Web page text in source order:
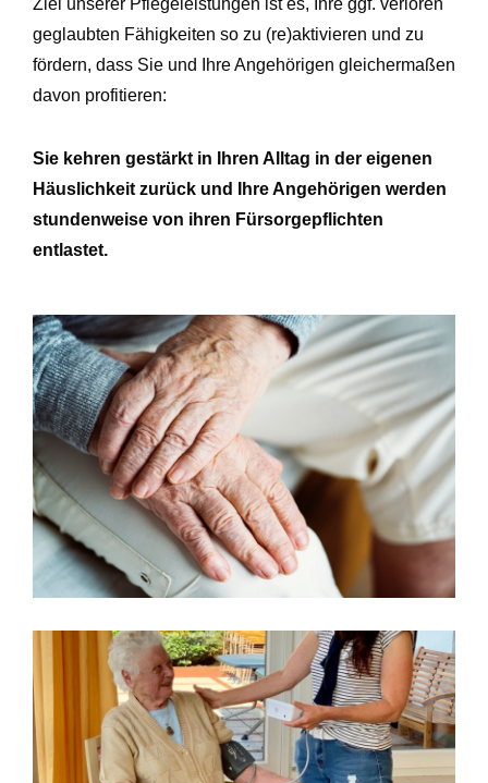
Ziel unserer Pflegeleistungen ist es, Ihre ggf. verloren
geglaubten Fähigkeiten so zu (re)aktivieren und zu
fördern, dass Sie und Ihre Angehörigen gleichermaßen
davon profitieren:
Sie kehren gestärkt in Ihren Alltag in der eigenen
Häuslichkeit zurück und Ihre Angehörigen werden
stundenweise von ihren Fürsorgepflichten
entlastet.